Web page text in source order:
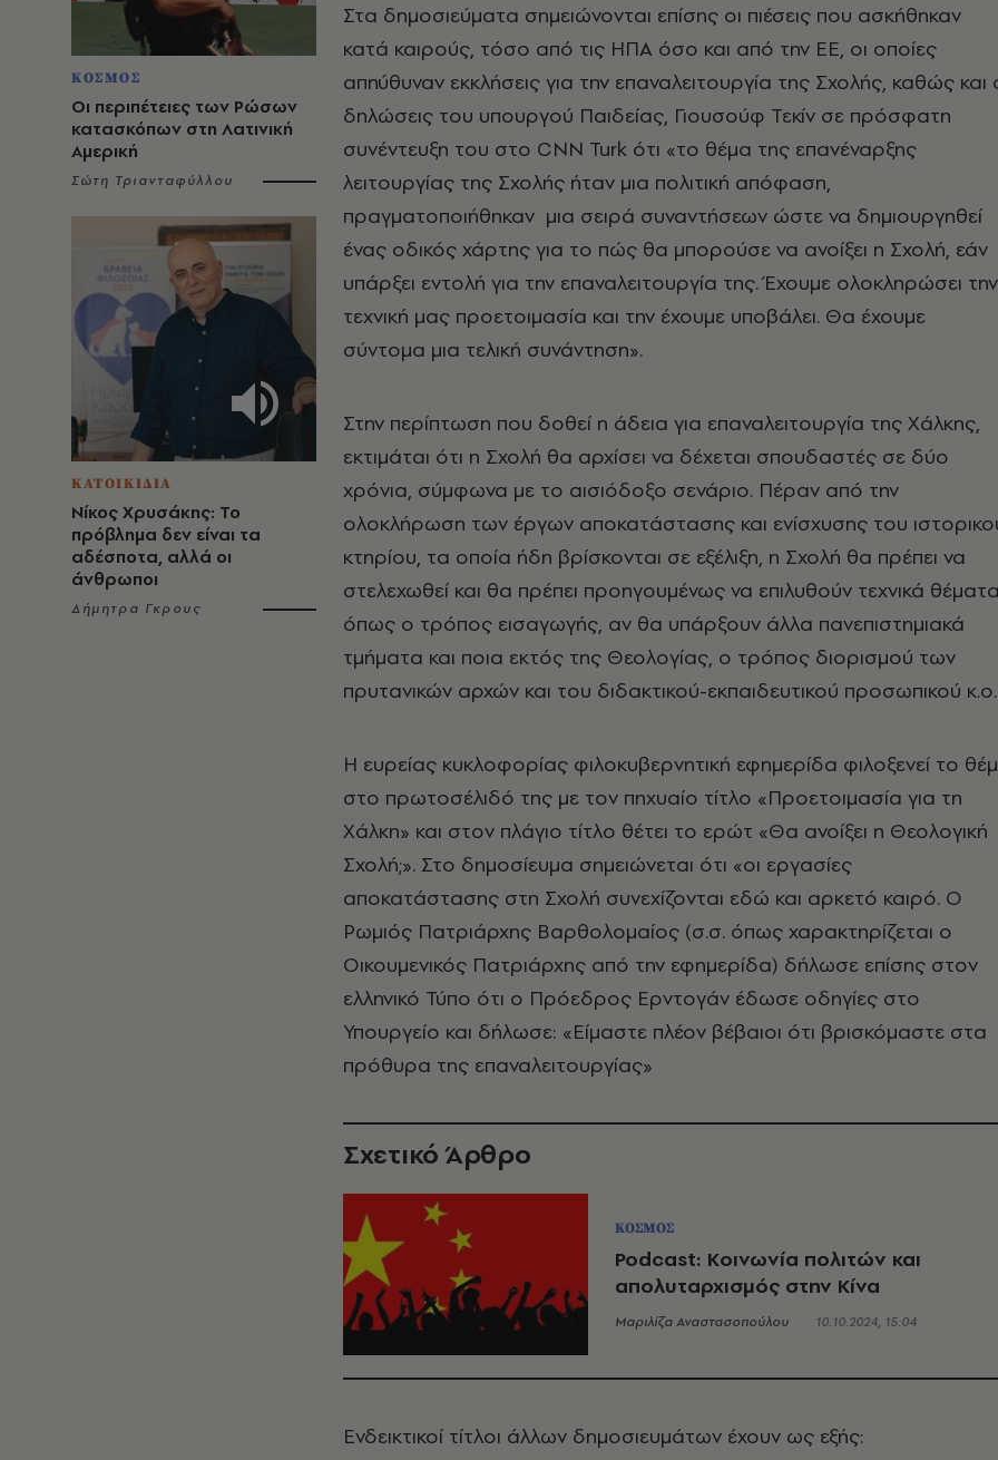
ΚΟΣΜΟΣ
Οι περιπέτειες των Ρώσων
κατασκόπων στη Λατινική
Αμερική
Σώτη Τριανταφύλλου
ΚΑΤΟΙΚΙΔΙΑ
Νίκος Χρυσάκης: Το
πρόβλημα δεν είναι τα
αδέσποτα, αλλά οι
άνθρωποι
Δήμητρα Γκρους
Στα δημοσιεύματα σημειώνονται επίσης οι πιέσεις που ασκήθηκαν
κατά καιρούς, τόσο από τις ΗΠΑ όσο και από την ΕΕ, οι οποίες
απηύθυναν εκκλήσεις για την επαναλειτουργία της Σχολής, καθώς και
δηλώσεις του υπουργού Παιδείας, Γιουσούφ Τεκίν σε πρόσφατη
συνέντευξη του στο CNN Turk ότι «το θέμα της επανέναρξης
λειτουργίας της Σχολής ήταν μια πολιτική απόφαση,
πραγματοποιήθηκαν μια σειρά συναντήσεων ώστε να δημιουργηθεί
ένας οδικός χάρτης για το πώς θα μπορούσε να ανοίξει η Σχολή, εάν
υπάρξει εντολή για την επαναλειτουργία της. Έχουμε ολοκληρώσει την
τεχνική μας προετοιμασία και την έχουμε υποβάλει. Θα έχουμε
σύντομα μια τελική συνάντηση».
Στην περίπτωση που δοθεί η άδεια για επαναλειτουργία της Χάλκης,
εκτιμάται ότι η Σχολή θα αρχίσει να δέχεται σπουδαστές σε δύο
χρόνια, σύμφωνα με το αισιόδοξο σενάριο. Πέραν από την
ολοκλήρωση των έργων αποκατάστασης και ενίσχυσης του
κτηρίου, τα οποία ήδη βρίσκονται σε εξέλιξη, η Σχολή θα πρέπει να
στελεχωθεί και θα πρέπει προηγουμένως να επιλυθούν τεχνικά
όπως ο τρόπος εισαγωγής, αν θα υπάρξουν άλλα πανεπιστημιακά
τμήματα και ποια εκτός της Θεολογίας, ο τρόπος διορισμού των
πρυτανικών αρχών και του διδακτικού-εκπαιδευτικού προσωπικού
Η ευρείας κυκλοφορίας φιλοκυβερνητική εφημερίδα φιλοξενεί το
στο πρωτοσέλιδό της με τον πηχυαίο τίτλο «Προετοιμασία για τη
Χάλκη» και στον πλάγιο τίτλο θέτει το ερώτ «Θα ανοίξει η Θεολογική
Σχολή;». Στο δημοσίευμα σημειώνεται ότι «οι εργασίες
αποκατάστασης στη Σχολή συνεχίζονται εδώ και αρκετό καιρό. Ο
Ρωμιός Πατριάρχης Βαρθολομαίος (σ.σ. όπως χαρακτηρίζεται ο
Οικουμενικός Πατριάρχης από την εφημερίδα) δήλωσε επίσης στον
ελληνικό Τύπο ότι ο Πρόεδρος Ερντογάν έδωσε οδηγίες στο
Υπουργείο και δήλωσε: «Είμαστε πλέον βέβαιοι ότι βρισκόμαστε στα
πρόθυρα της επαναλειτουργίας»
Σχετικό Άρθρο
ΚΟΣΜΟΣ
Podcast: Κοινωνία πολιτών και
απολυταρχισμός στην Κίνα
Μαριλίζα Αναστασοπούλου 10.10.2024, 15:04
Ενδεικτικοί τίτλοι άλλων δημοσιευμάτων έχουν ως εξής: